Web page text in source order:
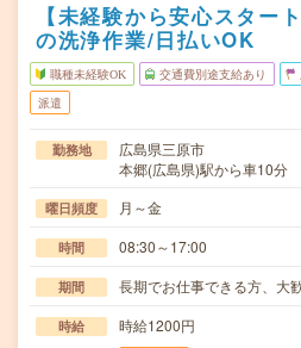
【未経験から安心スター
の洗浄作業/日払いOK
職種未経験OK 交通費別途支給あり
派遣
勤務地
広島県三原市
本郷(広島県)駅から車10分
曜日頻度 月～金
時間 08:30～17:00
期間 長期でお仕事できる方、大
時給 時給1200円